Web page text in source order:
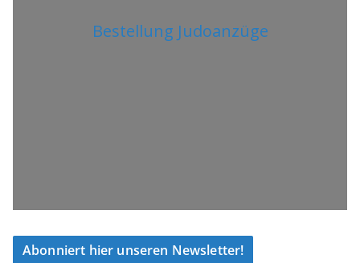
Bestellung Judoanzüge
Abonniert hier unseren Newsletter!